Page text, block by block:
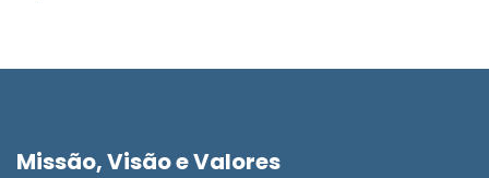
Missão, Visão e Valores